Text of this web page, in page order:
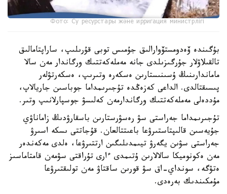
Фото: Су ресурстары және ирригация министрлігі
بۇگىندە ۆەدومستۆوارالىق جۇمىس توبى قۇرىلىپ، ساراپتامالىق
تالقىلاۋلار جۇرگىزىلدى جانە مەملەكەتتىك ورگاندار مەن سالا
ماماندارىنىڭ ۇسىنىستارىن ەسكەرە وتىرىپ، ەسكەرتۋلەر
پىسىقتالدى. الداعى كەزەڭدە تۇجىرىمداما جوباسىن جاريالاپ،
مۇددەلى مەملەكەتتىك ورگاندارمەن كەلىسۋ جوسپارلانىپ وتىر.
تۇجىرىمداما جەراستى سۋ رەسۋرستارىن باسقارۋدىڭ زاماناۋي
جۇيەسىن قالىپتاستىرۋعا باعىتتالعان. قۇجاتتى ىسكە اسىرۋ
جەراستى سۋىن يگەرۋ تيىمدىلىگىن ارتتىرۋعا، ەلدى مەكەندەر
مەن ەكونوميكا سالالارىن ۇتىمدى ءارى تۇراقتى سۋمەن قامتاماسىز
ەتۋگە، سونداي-اق سۋ قورىن ساقتاۋ مەن تولىقتىرۋعا
مۇمكىندىك بەرەدى.